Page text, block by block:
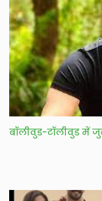
बॉलीवुड-टॉलीवुड में